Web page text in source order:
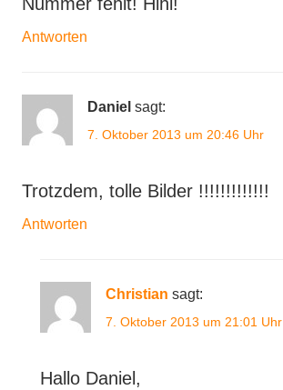
Antworten
Daniel sagt:
7. Oktober 2013 um 20:46 Uhr
Trotzdem, tolle Bilder !!!!!!!!!!!!!
Antworten
Christian sagt:
7. Oktober 2013 um 21:01 Uhr
Hallo Daniel,